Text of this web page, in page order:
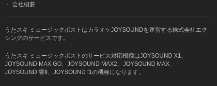
・ 会社概要
うたスキ ミュージックポストはカラオケJOYSOUNDを運営する株式会社エク
シングのサービスです。
うたスキ ミュージックポストのサービス対応機種はJOYSOUND X1、
JOYSOUND MAX GO、JOYSOUND MAX2、JOYSOUND MAX、
JOYSOUND 響II、JOYSOUND f1の機種になります。